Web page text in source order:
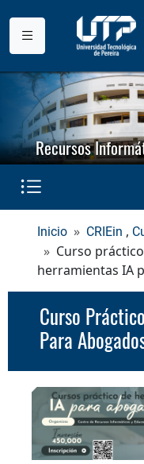
Recursos
Inicio CRIEin ,
Curso
herramientas IA
Curso Práctico De Herramientas IA
Para